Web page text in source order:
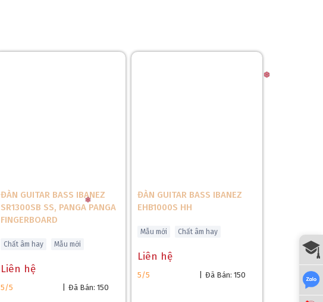
ĐÀN GUITAR BASS IBANEZ
SR1300SB SS, PANGA PANGA
FINGERBOARD
Chất âm hay Mẫu mới
Liên hệ
5/5 Đã Bán: 150
ĐÀN GUITAR BASS IBANEZ
EHB1000S HH
Mẫu mới Chất âm hay
Liên hệ
5/5 Đã Bán: 150